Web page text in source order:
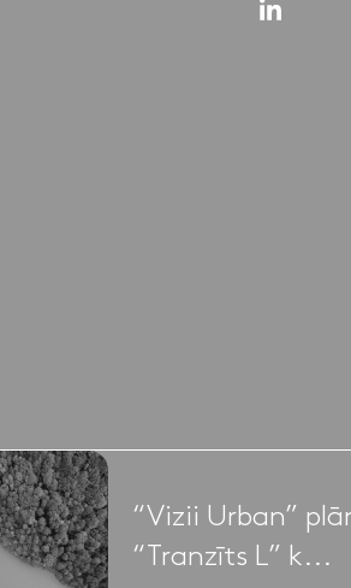
“Vizii Urban”
“Tranzīts L” k...